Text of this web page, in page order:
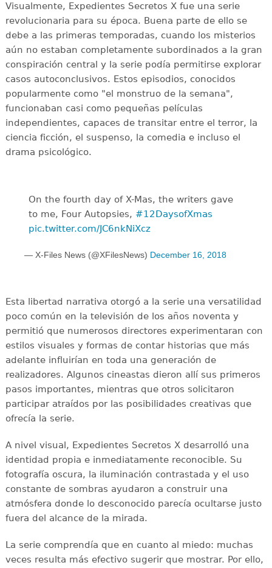
Visualmente, Expedientes Secretos X fue una serie
revolucionaria para su época. Buena parte de ello se
debe a las primeras temporadas, cuando los misterios
aún no estaban completamente subordinados a la gran
conspiración central y la serie podía permitirse explorar
casos autoconclusivos. Estos episodios, conocidos
popularmente como "el monstruo de la semana",
funcionaban casi como pequeñas películas
independientes, capaces de transitar entre el terror, la
ciencia ficción, el suspenso, la comedia e incluso el
drama psicológico.
On the fourth day of X-Mas, the writers gave
to me, Four Autopsies, #12DaysofXmas
pic.twitter.com/JC6nkNiXcz
— X-Files News (@XFilesNews) December 16, 2018
Esta libertad narrativa otorgó a la serie una versatilidad
poco común en la televisión de los años noventa y
permitió que numerosos directores experimentaran con
estilos visuales y formas de contar historias que más
adelante influirían en toda una generación de
realizadores. Algunos cineastas dieron allí sus primeros
pasos importantes, mientras que otros solicitaron
participar atraídos por las posibilidades creativas que
ofrecía la serie.
A nivel visual, Expedientes Secretos X desarrolló una
identidad propia e inmediatamente reconocible. Su
fotografía oscura, la iluminación contrastada y el uso
constante de sombras ayudaron a construir una
atmósfera donde lo desconocido parecía ocultarse justo
fuera del alcance de la mirada.
La serie comprendía que en cuanto al miedo: muchas
veces resulta más efectivo sugerir que mostrar. Por ello,